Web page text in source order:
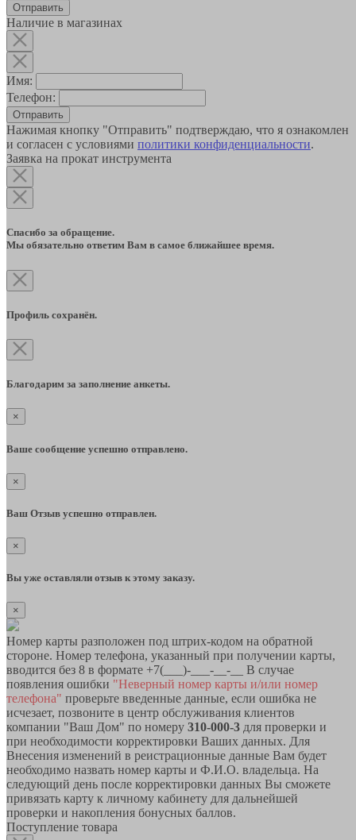
Наличие в магазинах
Имя:
Телефон:
Отправить
Нажимая кнопку "Отправить" подтверждаю, что я ознакомлен
и согласен с условиями политики конфиденциальности.
Заявка на прокат инструмента
Спасибо за обращение.
Мы обязательно ответим Вам в самое ближайшее время.
Профиль сохранён.
Благодарим за заполнение анкеты.
×
Ваше сообщение успешно отправлено.
×
Ваш Отзыв успешно отправлен.
×
Вы уже оставляли отзыв к этому заказу.
×
Номер карты разположен под штрих-кодом на обратной
стороне. Номер телефона, указанный при получении карты,
вводится без 8 в формате +7(___)-___-__-__ В случае
появления ошибки "Неверный номер карты и/или номер
телефона" проверьте введенные данные, если ошибка не
исчезает, позвоните в центр обслуживания клиентов
компании "Ваш Дом" по номеру 310-000-3 для проверки и
при необходимости корректировки Ваших данных. Для
Внесения изменений в реистрационные данные Вам будет
необходимо назвать номер карты и Ф.И.О. владельца. На
следующий день после корректировки данных Вы сможете
привязать карту к личному кабинету для дальнейшей
проверки и накопления бонусных баллов.
Поступление товара